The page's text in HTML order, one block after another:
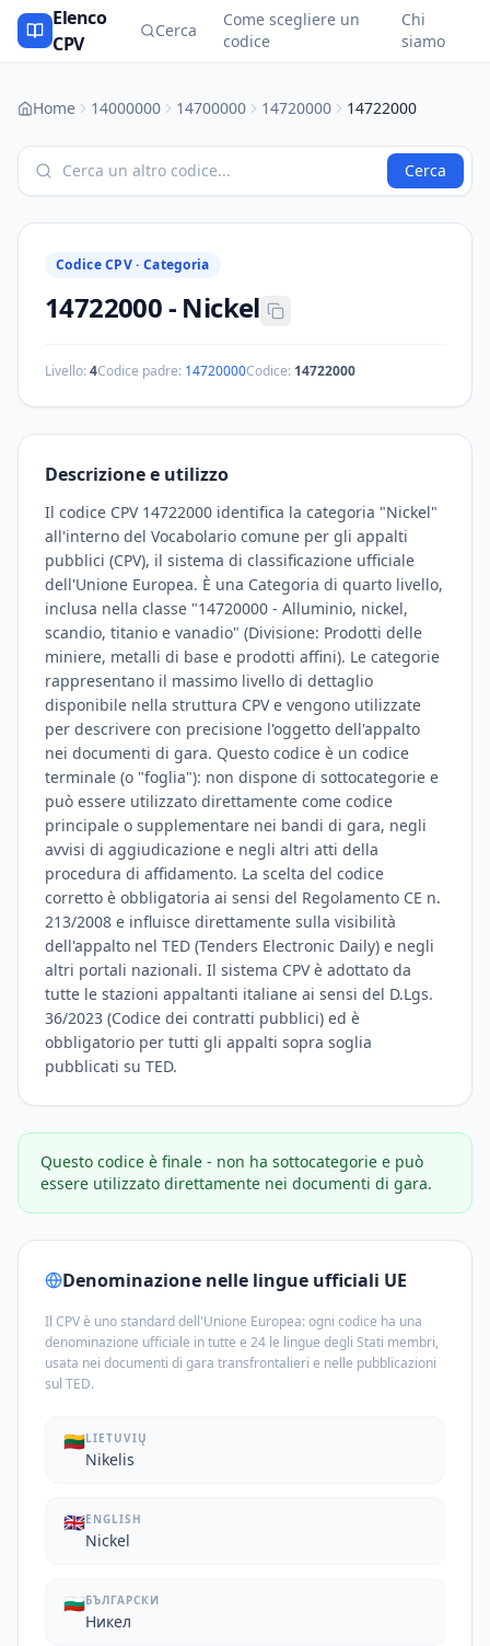
Elenco
CPV
Cerca
Come scegliere un
codice
Chi
siamo
Home 14000000 14700000 14720000 14722000
Cerca
Codice CPV · Categoria
14722000- Nickel
Livello:4Codice padre: 14720000Codice: 14722000
Descrizione e utilizzo
Il codice CPV 14722000 identifica la categoria "Nickel"
all'interno del Vocabolario comune per gli appalti
pubblici (CPV), il sistema di classificazione ufficiale
dell'Unione Europea. È una Categoria di quarto livello,
inclusa nella classe "14720000 - Alluminio, nickel,
scandio, titanio e vanadio" (Divisione: Prodotti delle
miniere, metalli di base e prodotti affini). Le categorie
rappresentano il massimo livello di dettaglio
disponibile nella struttura CPV e vengono utilizzate
per descrivere con precisione l'oggetto dell'appalto
nei documenti di gara. Questo codice è un codice
terminale (o "foglia"): non dispone di sottocategorie e
può essere utilizzato direttamente come codice
principale o supplementare nei bandi di gara, negli
avvisi di aggiudicazione e negli altri atti della
procedura di affidamento. La scelta del codice
corretto è obbligatoria ai sensi del Regolamento CE n.
213/2008 e influisce direttamente sulla visibilità
dell'appalto nel TED (Tenders Electronic Daily) e negli
altri portali nazionali. Il sistema CPV è adottato da
tutte le stazioni appaltanti italiane ai sensi del D.Lgs.
36/2023 (Codice dei contratti pubblici) ed è
obbligatorio per tutti gli appalti sopra soglia
pubblicati su TED.
Questo codice è finale - non ha sottocategorie e può
essere utilizzato direttamente nei documenti di gara.
Denominazione nelle lingue ufficiali UE
Il CPV è uno standard dell'Unione Europea: ogni codice ha una
denominazione ufficiale in tutte e 24 le lingue degli Stati membri,
usata nei documenti di gara transfrontalieri e nelle pubblicazioni
sul TED.
🇱🇹LIETUVIŲ
Nikelis
🇬🇧ENGLISH
Nickel
🇧🇬БЪЛГАРСКИ
Никел